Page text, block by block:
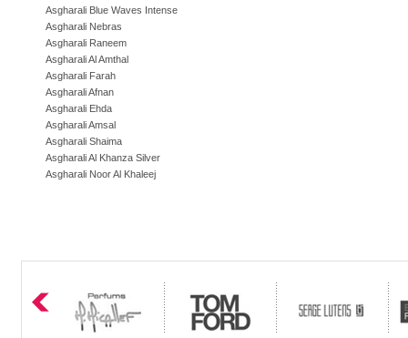
Asgharali Blue Waves Intense
Asgharali Nebras
Asgharali Raneem
Asgharali Al Amthal
Asgharali Farah
Asgharali Afnan
Asgharali Ehda
Asgharali Amsal
Asgharali Shaima
Asgharali Al Khanza Silver
Asgharali Noor Al Khaleej